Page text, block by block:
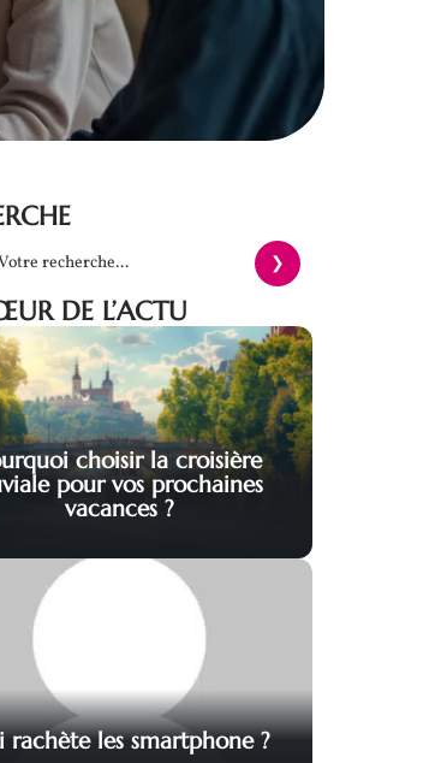
DE L’ACTU
choisir la croisière
pour vos prochaines
vacances ?
rachète les smartphone ?